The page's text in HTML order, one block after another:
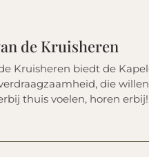
de Kruisheren
Kruisheren biedt de
die
thuis voelen, horen erbij!